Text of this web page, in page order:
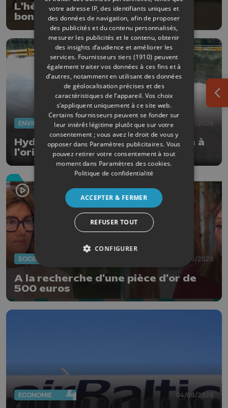
L'hélicoptère médicalisé dans de
bonnes conditions à Oupeye
ENVIRONNEMENT 05/08/2026
Hydrocarbures à Huy: du goudron à
l'origine de la pollution
SOCIÉTÉ 04/08/2026
A la recherche d'une pièce d'or de
500 euros
ECONOMIE 04/08/2026
votre adresse IP, des identifiants uniques et
des données de navigation, afin de proposer
des publicités et du contenu personnalisés,
mesurer les publicités et le contenu, obtenir
des insights d’audience et améliorer les
services. Fournisseurs tiers (1910) peuvent
également traiter vos données à ces fins et à
d’autres, notamment en utilisant des données
de géolocalisation précises et des
caractéristiques de l’appareil. Vos choix
s’appliquent uniquement à ce site web.
Certains fournisseurs peuvent se fonder sur
leur intérêt légitime plutôt que sur votre
consentement ; vous avez le droit de vous y
opposer dans Paramètres publicitaires. Vous
pouvez retirer votre consentement à tout
moment dans Paramètres des cookies.
Politique de confidentialité
ACCEPTER & FERMER
REFUSER TOUT
CONFIGURER